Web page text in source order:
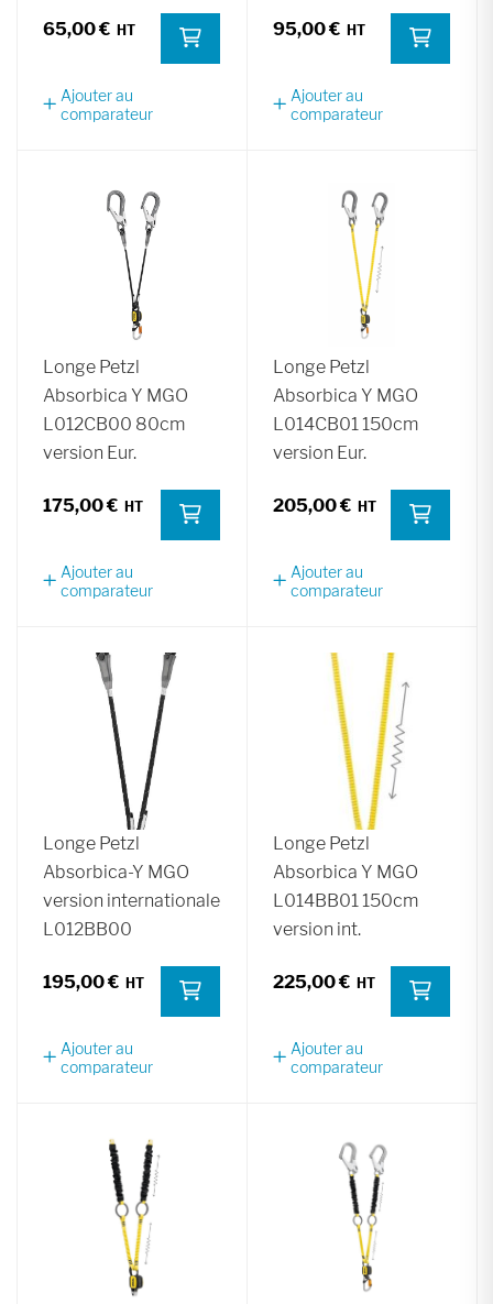
65,00 €
Ajouter au
comparateur
95,00 €
Ajouter au
comparateur
Longe Petzl
Absorbica Y MGO
L012CB00 80cm
version Eur.
175,00 €
Ajouter au
comparateur
Longe Petzl
Absorbica Y MGO
L014CB01 150cm
version Eur.
205,00 €
Ajouter au
comparateur
Longe Petzl
Absorbica-Y MGO
version internationale
L012BB00
195,00 €
Ajouter au
comparateur
Longe Petzl
Absorbica Y MGO
L014BB01 150cm
version int.
225,00 €
Ajouter au
comparateur